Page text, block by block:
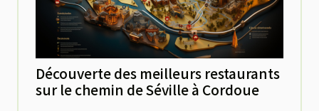
Découverte des meilleurs restaurants
sur le chemin de Séville à Cordoue